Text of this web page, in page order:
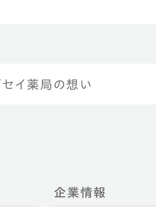
セイ薬局の想い
企業情報